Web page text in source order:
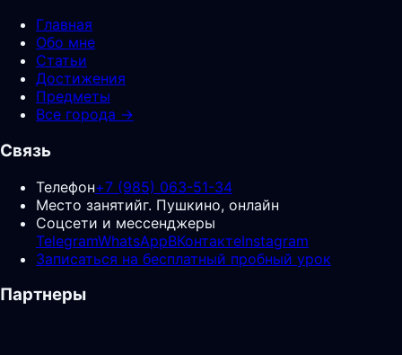
Главная
Обо мне
Статьи
Достижения
Предметы
Все города →
Связь
Телефон+7 (985) 063-51-34
Место занятийг. Пушкино, онлайн
Соцсети и мессенджеры
TelegramWhatsAppВКонтактеInstagram
Записаться на бесплатный пробный урок
Партнеры